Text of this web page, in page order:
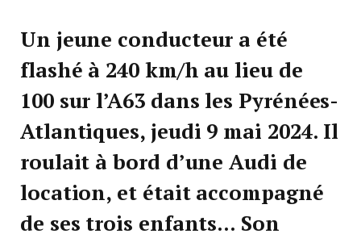
Un jeune conducteur a été
flashé à 240 km/h au lieu de
100 sur l’A63 dans les Pyrénées-
Atlantiques, jeudi 9 mai 2024. Il
roulait à bord d’une Audi de
location, et était accompagné
de ses trois enfants… Son